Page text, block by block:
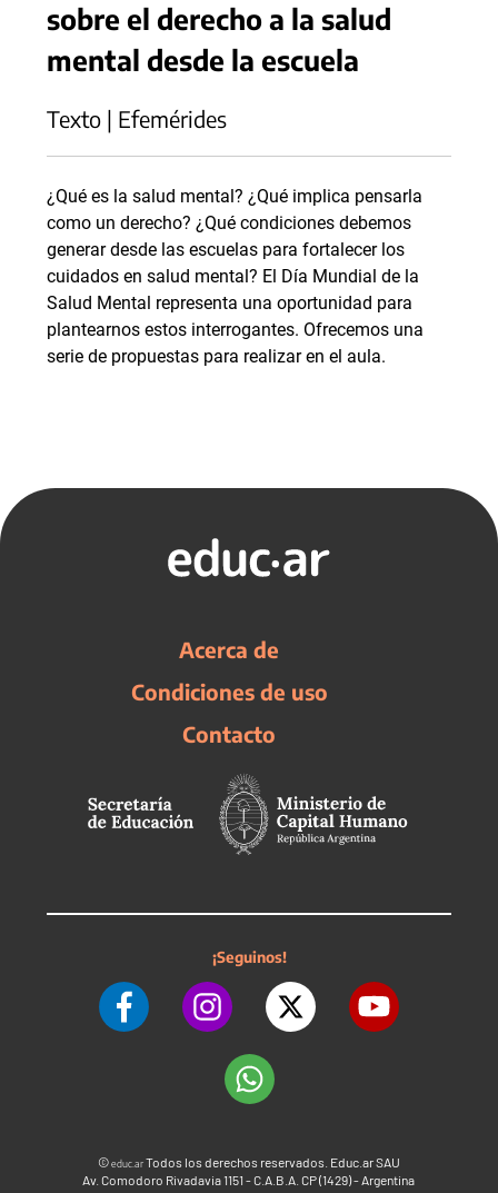
sobre el derecho a la salud
mental desde la escuela
Texto | Efemérides
¿Qué es la salud mental? ¿Qué implica pensarla
como un derecho? ¿Qué condiciones debemos
generar desde las escuelas para fortalecer los
cuidados en salud mental? El Día Mundial de la
Salud Mental representa una oportunidad para
plantearnos estos interrogantes. Ofrecemos una
serie de propuestas para realizar en el aula.
Acerca de
Condiciones de uso
Contacto
¡Seguinos!
©educ.arTodos los derechos reservados. Educ.ar SAU
Av. Comodoro Rivadavia 1151 - C.A.B.A. CP (1429) - Argentina